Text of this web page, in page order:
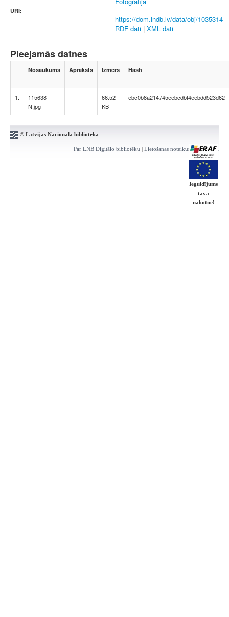
URI:
https://dom.lndb.lv/data/obj/1035314
RDF dati | XML dati
Pieejamās datnes
Nosaukums Apraksts Izmērs Hash
1.
115638-
N.jpg
66.52
KB
ebc0b8a214745eebcdbf4eebdd523d62
© Latvijas Nacionālā bibliotēka
Par LNB Digitālo bibliotēku | Lietošanas noteikumi | Kontakti
Ieguldījums
tavā
nākotnē!